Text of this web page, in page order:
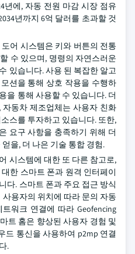
년에, 자동 전원 마감 시장 점유
년까지 6억 달러를 초과할 것
어 시스템은 키와 버튼의 전통
수 있으며, 명령의 자연스러운
있습니다. 사용 된 복잡한 알고
션을 통해 상호 작용을 수행하
을 통해 사용할 수 있습니다. 더
동차 제조업체는 사용자 친화
스를 투자하고 있습니다. 또한,
요구 사항을 충족하기 위해 더
을, 더 나은 기술 통합 경험.
시스템에 대한 또 다른 참고로,
한 스마트 폰과 원격 인터페이
다. 스마트 폰과 주요 접근 방식
용자의 위치에 따라 문의 자동
워크 연결에 따라 Geofencing
트 홈은 향상된 사용자 경험 및
드 통신을 사용하여 p2mp 연결
.